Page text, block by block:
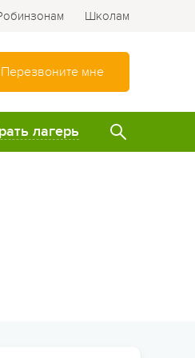
Школам
Перезвоните мне
лагерь